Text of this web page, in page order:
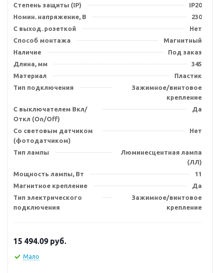
Степень защиты (IP)
IP20
Номин. напряжение, В
230
С выход. розеткой
Нет
Способ монтажа
Магнитный
Наличие
Под заказ
Длина, мм
345
Материал
Пластик
Тип подключения
Зажимное/винтовое
крепление
С выключателем Вкл/
Откл (On/Off)
Да
Со световым датчиком
(фотодатчиком)
Нет
Тип лампы
Люминесцентная лампа
(ЛЛ)
Мощность лампы, Вт
11
Магнитное крепление
Да
Тип электрического
подключения
Зажимное/винтовое
крепление
15 494.09 руб.
Мало